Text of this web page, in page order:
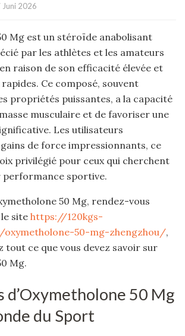
Juni 2026
Mg est un stéroïde anabolisant
par les athlètes et les amateurs
raison de son efficacité élevée et
Ce composé, souvent
propriétés puissantes, a la capacité
musculaire et de favoriser une
Les utilisateurs
de force impressionnants, ce
privilégié pour ceux qui cherchent
performance sportive.
50 Mg, rendez-vous
site https://120kgs-
50-mg-zhengzhou/,
tout ce que vous devez savoir sur
Mg.
d’Oxymetholone 50 Mg
du Sport